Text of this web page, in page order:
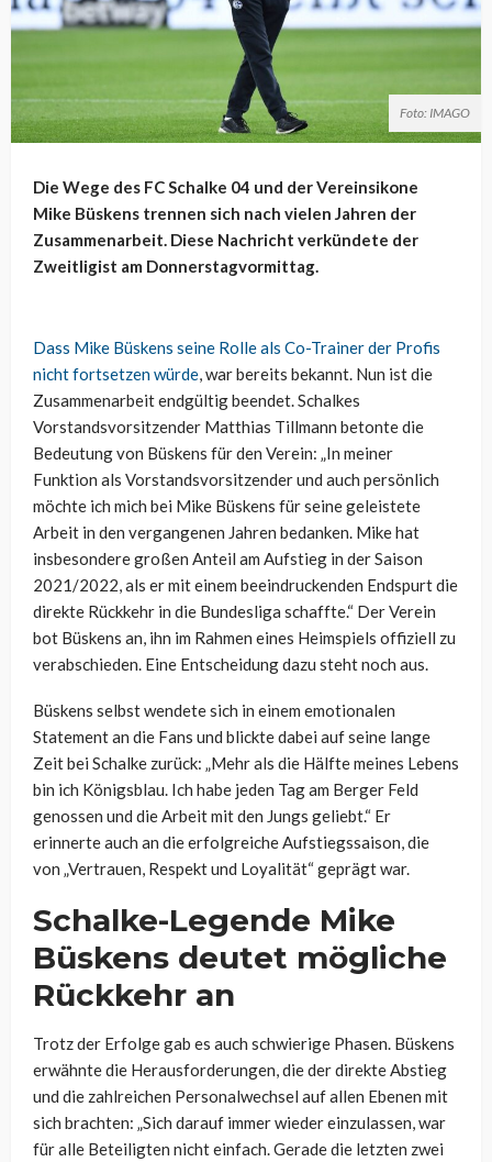
Foto: IMAGO
Die Wege des FC Schalke 04 und der Vereinsikone
Mike Büskens trennen sich nach vielen Jahren der
Zusammenarbeit. Diese Nachricht verkündete der
Zweitligist am Donnerstagvormittag.
Dass Mike Büskens seine Rolle als Co-Trainer der Profis
nicht fortsetzen würde, war bereits bekannt. Nun ist die
Zusammenarbeit endgültig beendet. Schalkes
Vorstandsvorsitzender Matthias Tillmann betonte die
Bedeutung von Büskens für den Verein: „In meiner
Funktion als Vorstandsvorsitzender und auch persönlich
möchte ich mich bei Mike Büskens für seine geleistete
Arbeit in den vergangenen Jahren bedanken. Mike hat
insbesondere großen Anteil am Aufstieg in der Saison
2021/2022, als er mit einem beeindruckenden Endspurt die
direkte Rückkehr in die Bundesliga schaffte.“ Der Verein
bot Büskens an, ihn im Rahmen eines Heimspiels offiziell zu
verabschieden. Eine Entscheidung dazu steht noch aus.
Büskens selbst wendete sich in einem emotionalen
Statement an die Fans und blickte dabei auf seine lange
Zeit bei Schalke zurück: „Mehr als die Hälfte meines Lebens
bin ich Königsblau. Ich habe jeden Tag am Berger Feld
genossen und die Arbeit mit den Jungs geliebt.“ Er
erinnerte auch an die erfolgreiche Aufstiegssaison, die
von „Vertrauen, Respekt und Loyalität“ geprägt war.
Schalke-Legende Mike
Büskens deutet mögliche
Rückkehr an
Trotz der Erfolge gab es auch schwierige Phasen. Büskens
erwähnte die Herausforderungen, die der direkte Abstieg
und die zahlreichen Personalwechsel auf allen Ebenen mit
sich brachten: „Sich darauf immer wieder einzulassen, war
für alle Beteiligten nicht einfach. Gerade die letzten zwei